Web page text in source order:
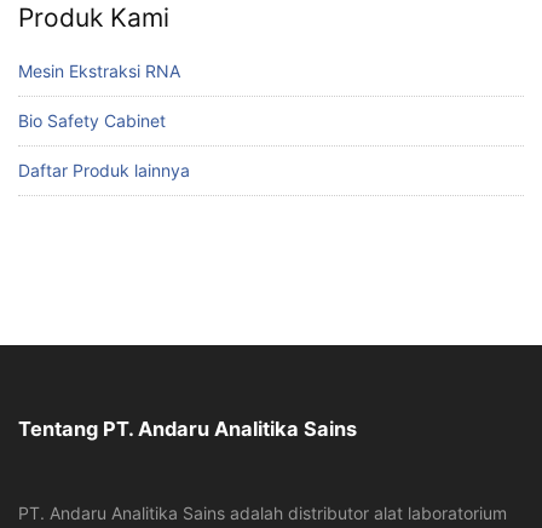
Produk Kami
Mesin Ekstraksi RNA
Bio Safety Cabinet
Daftar Produk lainnya
Tentang PT. Andaru Analitika Sains
PT. Andaru Analitika Sains adalah distributor alat laboratorium